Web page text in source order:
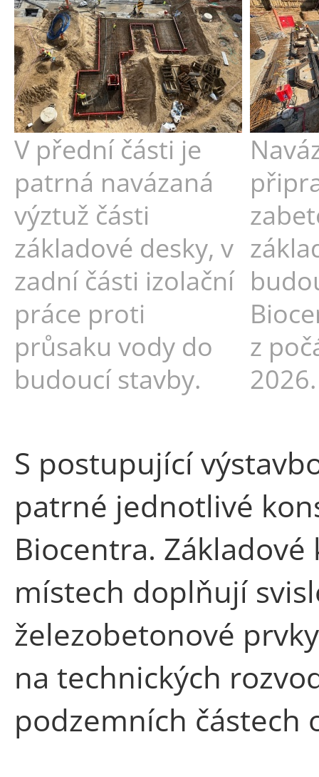
V přední části je
patrná navázaná
výztuž části
základové desky, v
zadní části izolační
práce proti
průsaku vody do
budoucí stavby.
z
2026.
S postupující
patrné jednotlivé
Biocentra.
místech doplňují
železobetonové
na technických
podzemních částech